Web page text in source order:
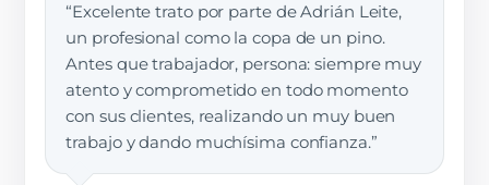
“Excelente trato por parte de Adrián Leite,
un profesional como la copa de un pino.
Antes que trabajador, persona: siempre muy
atento y comprometido en todo momento
con sus clientes, realizando un muy buen
trabajo y dando muchísima confianza.”